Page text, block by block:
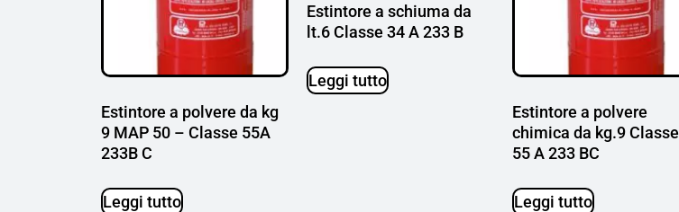
Estintore a polvere da kg
9 MAP 50 – Classe 55A
233B C
Leggi tutto
Estintore a schiuma da
lt.6 Classe 34 A 233 B
Leggi tutto
Estintore a polvere
chimica da kg.9 Classe
55 A 233 BC
Leggi tutto